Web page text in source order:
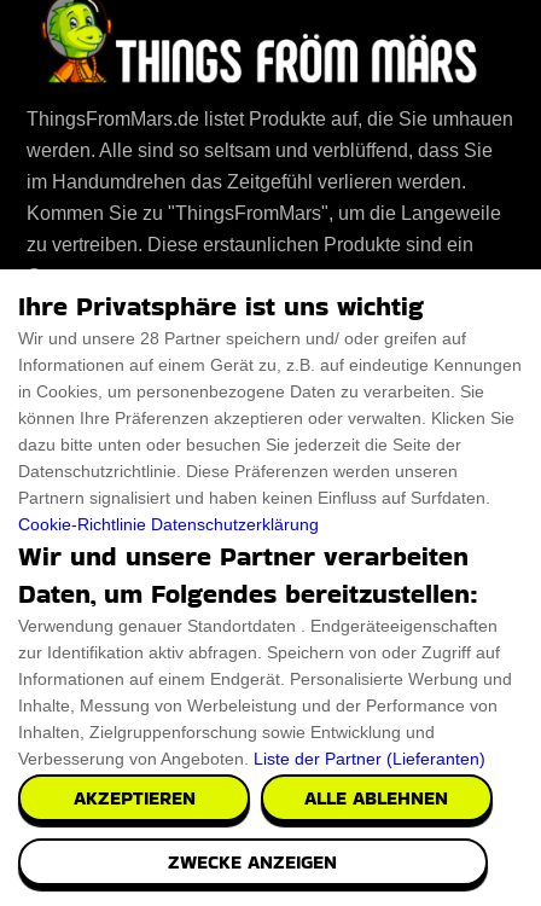
ThingsFromMars.de listet Produkte auf, die Sie umhauen
werden. Alle sind so seltsam und verblüffend, dass Sie
im Handumdrehen das Zeitgefühl verlieren werden.
Kommen Sie zu "ThingsFromMars", um die Langeweile
zu vertreiben. Diese erstaunlichen Produkte sind ein
Genuss.
Geschenkeführe
Für Männer
Für Frauen
Für Haustiere
ThanksGiving
Über uns
Über uns
Disclaimer
Rabattcode
Trendiger Rabattcode
Black Friday
Ein Produkt einreichen
Kontakt
Ein Produkt einreichen
Geschenkeführer
Cyber Monday
Datenschutz­erklärung
Datenschutz­erklärung
Impressum
Cookies
Ihre Privatsphäre ist uns wichtig
Wir und unsere 28 Partner speichern und/ oder greifen auf
Informationen auf einem Gerät zu, z.B. auf eindeutige Kennungen
in Cookies, um personenbezogene Daten zu verarbeiten. Sie
können Ihre Präferenzen akzeptieren oder verwalten. Klicken Sie
dazu bitte unten oder besuchen Sie jederzeit die Seite der
Datenschutzrichtlinie. Diese Präferenzen werden unseren
Partnern signalisiert und haben keinen Einfluss auf Surfdaten.
Cookie-Richtlinie Datenschutzerklärung
Wir und unsere Partner verarbeiten
Daten, um Folgendes bereitzustellen:
Verwendung genauer Standortdaten . Endgeräteeigenschaften
zur Identifikation aktiv abfragen. Speichern von oder Zugriff auf
Informationen auf einem Endgerät. Personalisierte Werbung und
Inhalte, Messung von Werbeleistung und der Performance von
Inhalten, Zielgruppenforschung sowie Entwicklung und
Verbesserung von Angeboten. Liste der Partner (Lieferanten)
AKZEPTIEREN ALLE ABLEHNEN
ZWECKE ANZEIGEN